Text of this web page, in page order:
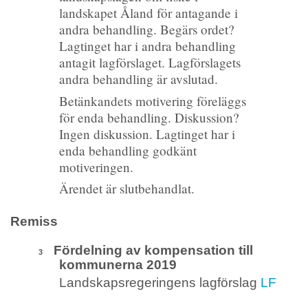
landskapet Åland för antagande i
andra behandling. Begärs ordet?
Lagtinget har i andra behandling
antagit lagförslaget. Lagförslagets
andra behandling är avslutad.
Betänkandets motivering föreläggs
för enda behandling. Diskussion?
Ingen diskussion. Lagtinget har i
enda behandling godkänt
motiveringen.
Ärendet är slutbehandlat.
Remiss
3
Fördelning av kompensation till
kommunerna 2019
Landskapsregeringens lagförslag LF